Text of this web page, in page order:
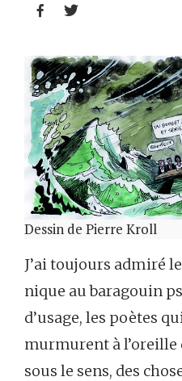
 
Dessin de Pierre Kroll
J’ai toujours admiré
nique au baragouin
d’usage, les poètes
murmurent à l’oreille
sous le sens, des